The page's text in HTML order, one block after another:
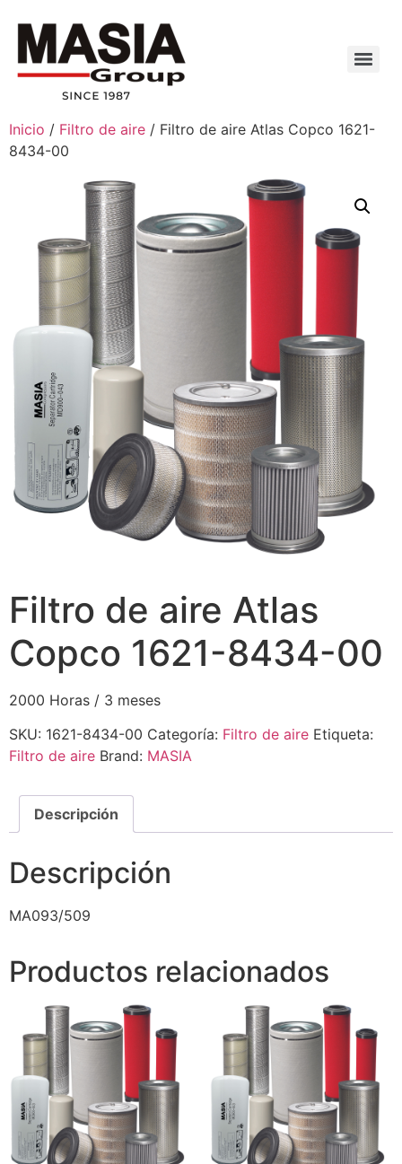
Inicio / Filtro de aire / Filtro de aire Atlas Copco 1621-
8434-00
Filtro de aire Atlas
Copco 1621-8434-00
2000 Horas / 3 meses
SKU: 1621-8434-00 Categoría: Filtro de aire Etiqueta:
Filtro de aire Brand: MASIA
Descripción
Descripción
MA093/509
Productos relacionados